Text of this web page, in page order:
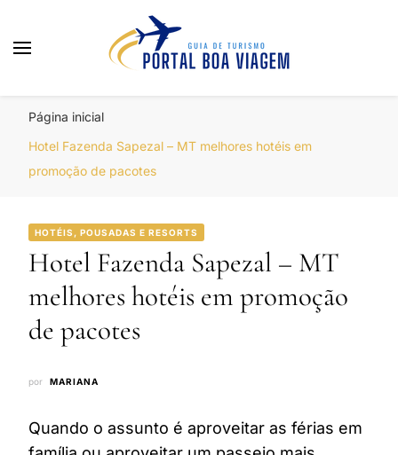
Página inicial
Hotel Fazenda Sapezal – MT melhores hotéis em
promoção de pacotes
HOTÉIS, POUSADAS E RESORTS
Hotel Fazenda Sapezal – MT
melhores hotéis em promoção
de pacotes
por MARIANA
Quando o assunto é aproveitar as férias em